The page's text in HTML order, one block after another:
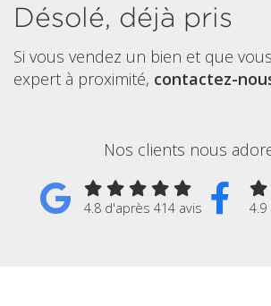
Désolé, déjà pris
Si vous vendez un bien et que
expert à proximité, contactez-
Nos clients nous
4.8 d'après 414 avis 4.9